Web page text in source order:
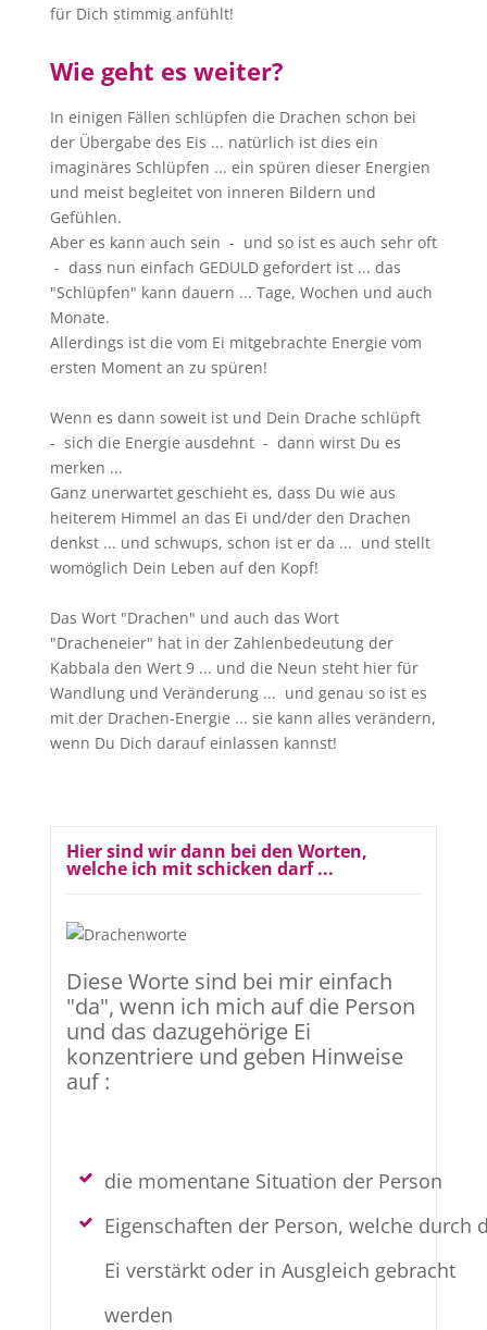
für Dich stimmig anfühlt!
Wie geht es weiter?
In einigen Fällen schlüpfen die Drachen schon bei
der Übergabe des Eis ... natürlich ist dies ein
imaginäres Schlüpfen ... ein spüren dieser Energien
und meist begleitet von inneren Bildern und
Gefühlen.
Aber es kann auch sein - und so ist es auch sehr oft
- dass nun einfach GEDULD gefordert ist ... das
"Schlüpfen" kann dauern ... Tage, Wochen und auch
Monate.
Allerdings ist die vom Ei mitgebrachte Energie vom
ersten Moment an zu spüren!
Wenn es dann soweit ist und Dein Drache schlüpft
- sich die Energie ausdehnt - dann wirst Du es
merken ...
Ganz unerwartet geschieht es, dass Du wie aus
heiterem Himmel an das Ei und/der den Drachen
denkst ... und schwups, schon ist er da ... und stellt
womöglich Dein Leben auf den Kopf!
Das Wort "Drachen" und auch das Wort
"Dracheneier" hat in der Zahlenbedeutung der
Kabbala den Wert 9 ... und die Neun steht hier für
Wandlung und Veränderung ... und genau so ist es
mit der Drachen-Energie ... sie kann alles verändern,
wenn Du Dich darauf einlassen kannst!
Hier sind wir dann bei den Worten,
welche ich mit schicken darf ...
Diese Worte sind bei mir einfach
"da", wenn ich mich auf die Person
und das dazugehörige Ei
konzentriere und geben Hinweise
auf :
die momentane Situation der Person
Eigenschaften der Person, welche durch
Ei verstärkt oder in Ausgleich gebracht
werden